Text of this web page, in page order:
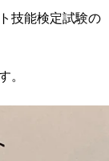
技能検定試験の
。